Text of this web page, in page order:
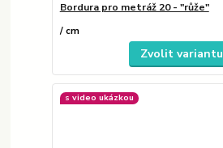
Bordura pro metráž 20 - "růže"
/cm
Zvolit variantu
s video ukázkou